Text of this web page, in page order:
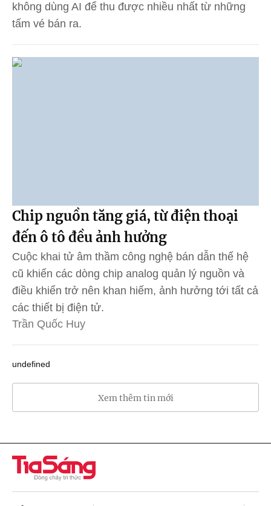
không dùng AI để thu được nhiều nhất từ những
tấm vé bán ra.
Chip nguồn tăng giá, từ điện thoại
đến ô tô đều ảnh hưởng
Cuộc khai tử âm thầm công nghệ bán dẫn thế hệ
cũ khiến các dòng chip analog quản lý nguồn và
điều khiển trở nên khan hiếm, ảnh hưởng tới tất cả
các thiết bị điện tử.
Trần Quốc Huy
undefined
Xem thêm tin mới